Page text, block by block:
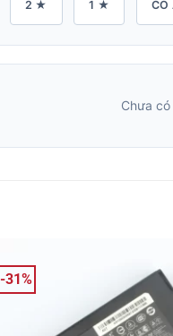
2 ★ 1 ★ CÓ
Chưa
-31%